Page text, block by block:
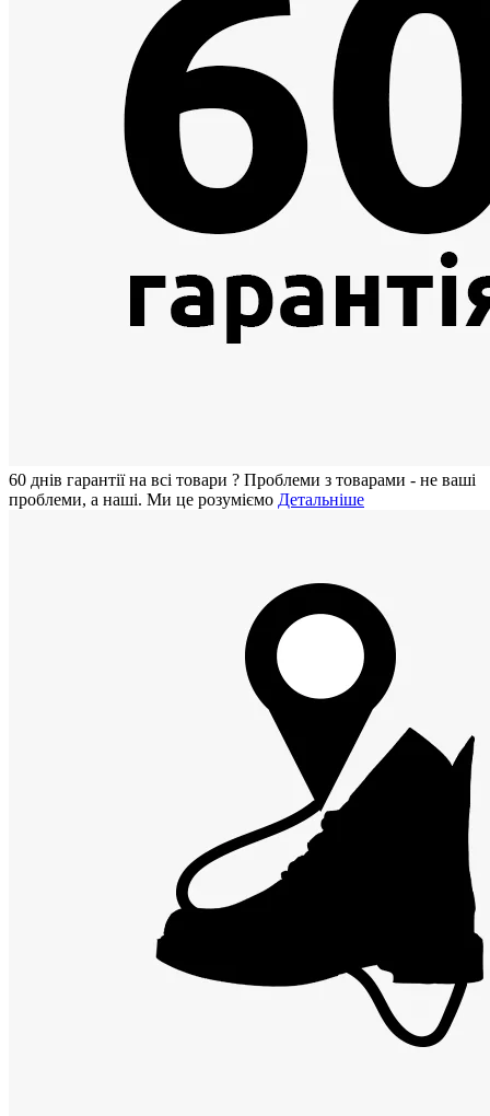
60 днiв гарантії на всi товари ? Проблеми з товарами - не ваші
проблеми, а наші. Ми це розуміємо Детальніше